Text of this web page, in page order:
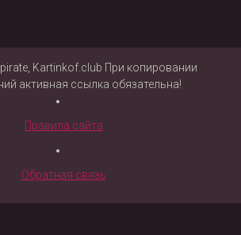
Kartinkof.club При копировании
активная ссылка обязательна!
Правила сайта
Обратная связь